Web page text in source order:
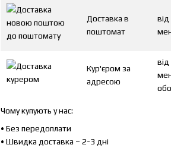
Доставка в
поштомат
Кур'єром за
адресою
Чому купують у нас:
• Без передоплати
• Швидка доставка – 2-3 дні